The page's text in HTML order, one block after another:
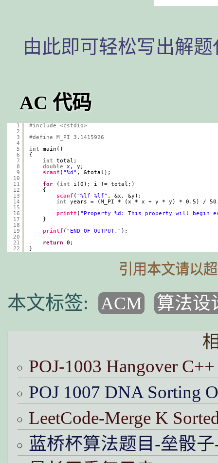
由此即可轻松写出解
AC 代码
1
2
3
4
5
6
7
8
9
10
11
12
13
14
15
16
17
18
19
20
21
22
#include <cstdio>
#define M_PI 3.1415926
int
main()
{
int
total;
double
x, y;
scanf ( "%d" , &total);
for
(int
i(0); i != total;)
{
scanf ( "%lf %lf" , &x, &y);
int
years = (M_PI * (x * x + y * y) * 0.5) /
printf ( "Property %d: This property will begin
}
printf ( "END OF OUTPUT." );
return
0;
}
引用本文请以
ACM
算法设
POJ-1003 Hangover
POJ 1007 DNA Sorting
LeetCode-Merge K
蓝桥杯算法题目-垒骰